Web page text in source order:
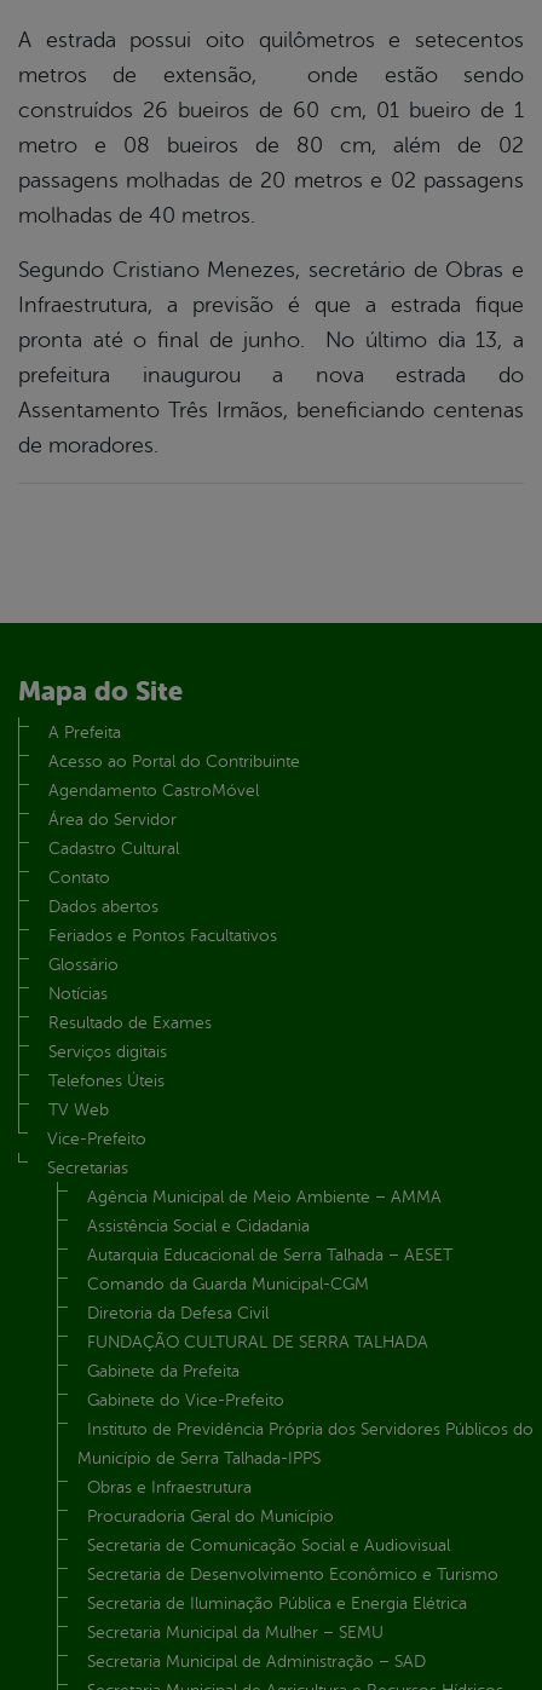
A estrada possui oito quilômetros e setecentos
metros de extensão, onde estão sendo
construídos 26 bueiros de 60 cm, 01 bueiro de 1
metro e 08 bueiros de 80 cm, além de 02
passagens molhadas de 20 metros e 02 passagens
molhadas de 40 metros.
Segundo Cristiano Menezes, secretário de Obras e
Infraestrutura, a previsão é que a estrada fique
pronta até o final de junho. No último dia 13, a
prefeitura inaugurou a nova estrada do
Assentamento Três Irmãos, beneficiando centenas
de moradores.
Mapa do Site
A Prefeita
Acesso ao Portal do Contribuinte
Agendamento CastroMóvel
Área do Servidor
Cadastro Cultural
Contato
Dados abertos
Feriados e Pontos Facultativos
Glossário
Notícias
Resultado de Exames
Serviços digitais
Telefones Úteis
TV Web
Vice-Prefeito
Secretarias
Agência Municipal de Meio Ambiente – AMMA
Assistência Social e Cidadania
Autarquia Educacional de Serra Talhada – AESET
Comando da Guarda Municipal-CGM
Diretoria da Defesa Civil
FUNDAÇÃO CULTURAL DE SERRA TALHADA
Gabinete da Prefeita
Gabinete do Vice-Prefeito
Instituto de Previdência Própria dos Servidores Públicos do
Município de Serra Talhada-IPPS
Obras e Infraestrutura
Procuradoria Geral do Município
Secretaria de Comunicação Social e Audiovisual
Secretaria de Desenvolvimento Econômico e Turismo
Secretaria de Iluminação Pública e Energia Elétrica
Secretaria Municipal da Mulher – SEMU
Secretaria Municipal de Administração – SAD